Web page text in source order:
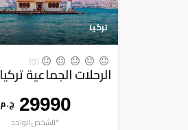
تركيا
(0)
الرحلات الجماعية تركيا
29990 ج . م
*للشخص الواحد